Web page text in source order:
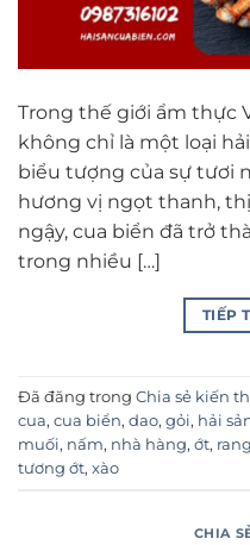
Trong thế giới ẩm thực
không chỉ là một loại
biểu tượng của sự tươi
hương vị ngọt thanh,
ngậy, cua biển đã trở
trong nhiều […]
TIẾP
Đã đăng trong Chia sẻ kiến
cua, cua biển, dao, gỏi, hải
muối, nấm, nhà hàng, ớt, rang
tương ớt, xào
CHIA